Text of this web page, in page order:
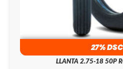
27%
LLANTA 2.75-18 50P